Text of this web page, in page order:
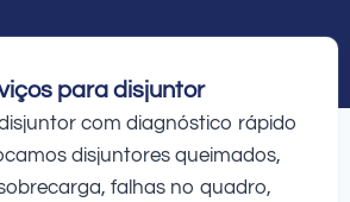
para disjuntor
com diagnóstico rápido
disjuntores queimados,
falhas no quadro,